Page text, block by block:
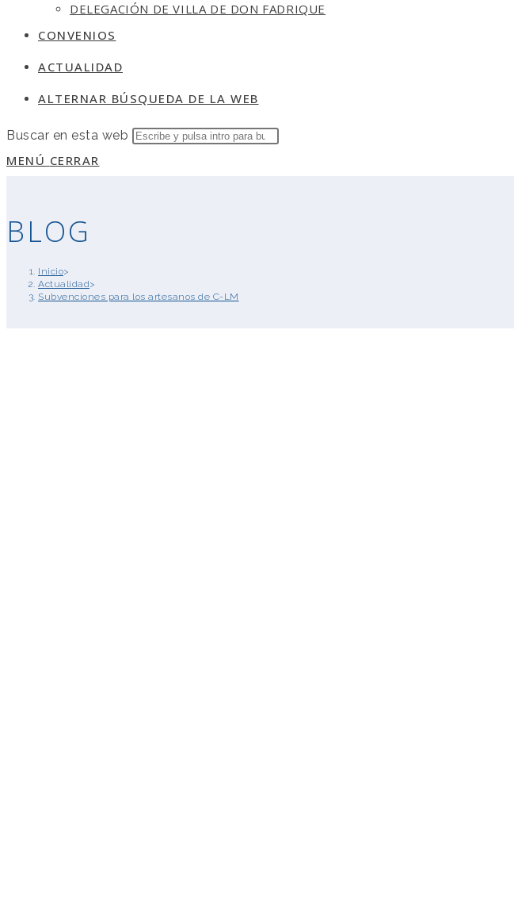
DELEGACIÓN DE VILLA DE DON FADRIQUE
CONVENIOS
ACTUALIDAD
ALTERNAR BÚSQUEDA DE LA WEB
Buscar en esta web
MENÚ CERRAR
BLOG
Inicio>
Actualidad>
Subvenciones para los artesanos de C-LM